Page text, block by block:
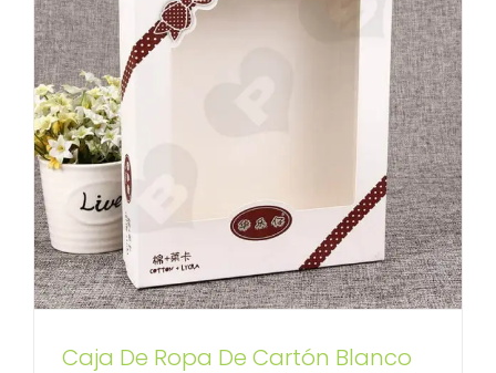
Caja De Ropa De Cartón Blanco